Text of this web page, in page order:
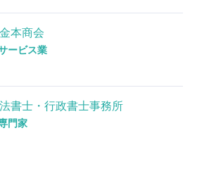
本商会
ービス業
書士・行政書士事務所
門家